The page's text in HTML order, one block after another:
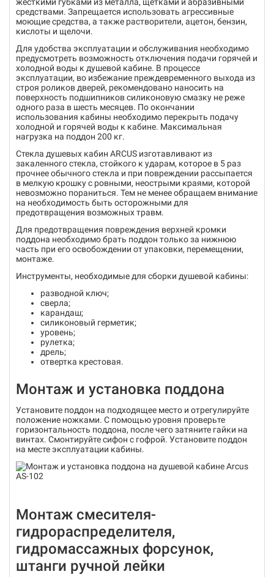
жесткими губками из металла, щетками и абразивными
средствами. Запрещается использовать агрессивные
моющие средства, а также растворители, ацетон, бензин,
кислоты и щелочи.
Для удобства эксплуатации и обслуживания необходимо
предусмотреть возможность отключения подачи горячей и
холодной воды к душевой кабине. В процессе
эксплуатации, во избежание преждевременного выхода из
строя роликов дверей, рекомендовано наносить на
поверхность подшипников силиконовую смазку не реже
одного раза в шесть месяцев. По окончании
использования кабины необходимо перекрыть подачу
холодной и горячей воды к кабине. Максимальная
нагрузка на поддон 200 кг.
Стекла душевых кабин ARCUS изготавливают из
закаленного стекла, стойкого к ударам, которое в 5 раз
прочнее обычного стекла и при повреждении рассыпается
в мелкую крошку с ровными, неострыми краями, которой
невозможно пораниться. Тем не менее обращаем внимание
на необходимость быть осторожными для
предотвращения возможных травм.
Для предотвращения повреждения верхней кромки
поддона необходимо брать поддон только за нижнюю
часть при его освобождении от упаковки, перемещении,
монтаже.
Инструменты, необходимые для сборки душевой кабины:
разводной ключ;
сверла;
карандаш;
силиконовый герметик;
уровень;
рулетка;
дрель;
отвертка крестовая.
Монтаж и установка поддона
Установите поддон на подходящее место и отрегулируйте
положение ножками. С помощью уровня проверьте
горизонтальность поддона, после чего затяните гайки на
винтах. Смонтируйте сифон с гофрой. Установите поддон
на месте эксплуатации кабины.
Монтаж смесителя-
гидрораспределителя,
гидромассажных форсунок,
штанги ручной лейки